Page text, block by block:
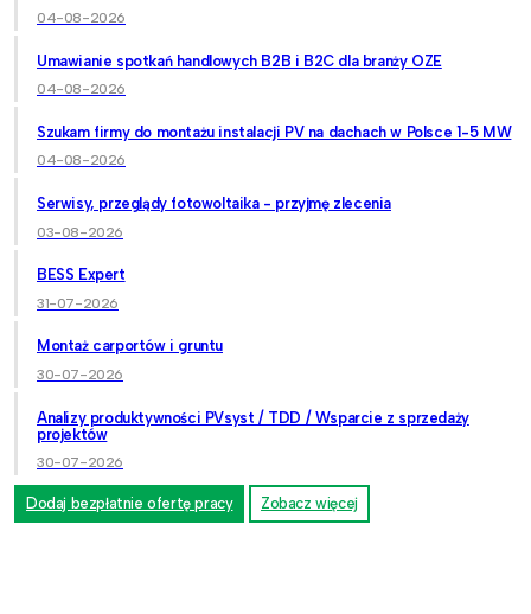
04-08-2026
Umawianie spotkań handlowych B2B i B2C dla branży OZE
04-08-2026
Szukam firmy do montażu instalacji PV na dachach w Polsce 1-5 MW
04-08-2026
Serwisy, przeglądy fotowoltaika - przyjmę zlecenia
03-08-2026
BESS Expert
31-07-2026
Montaż carportów i gruntu
30-07-2026
Analizy produktywności PVsyst / TDD / Wsparcie z sprzedaży
projektów
30-07-2026
Dodaj bezpłatnie ofertę pracy Zobacz więcej